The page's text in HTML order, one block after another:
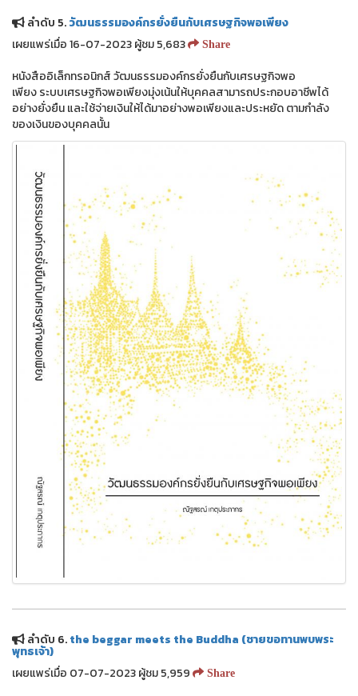
ลำดับ 5.วัฒนธรรมองค์กรยั่งยืนกับเศรษฐกิจพอเพียง
เผยแพร่เมื่อ 16-07-2023 ผู้ชม 5,683
Share
หนังสืออิเล็กทรอนิกส์ วัฒนธรรมองค์กรยั่งยืนกับเศรษฐกิจพอ
เพียง ระบบเศรษฐกิจพอเพียงมุ่งเน้นให้บุคคลสามารถประกอบอาชีพได้
อย่างยั่งยืน และใช้จ่ายเงินให้ได้มาอย่างพอเพียงและประหยัด ตามกำลัง
ของเงินของบุคคลนั้น
ลำดับ 6.the beggar meets the Buddha (ชายขอทานพบพระ
พุทธเจ้า)
เผยแพร่เมื่อ 07-07-2023 ผู้ชม 5,959
Share